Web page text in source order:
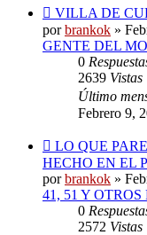
Nuevo
mensaje
VILLA DE
porbrankok »
GENTE DEL
0
2639 Vistas
Último
Febrero 9,
Nuevo
mensaje
LO QUE
HECHO EN EL
porbrankok »
41, 51 Y
0
2572 Vistas